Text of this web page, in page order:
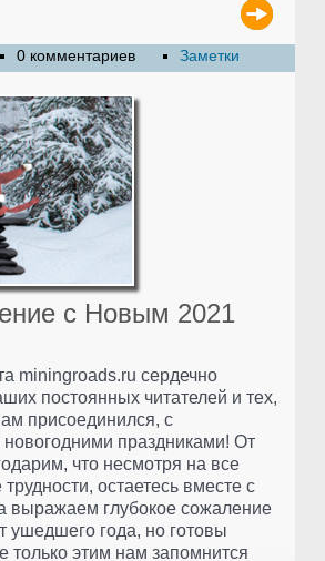
0 комментариев Заметки
с Новым 2021
miningroads.ru сердечно
постоянных читателей и тех,
присоединился, с
праздниками! От
что несмотря на все
остаетесь вместе с
выражаем глубокое сожаление
ушедшего года, но готовы
только этим нам запомнится